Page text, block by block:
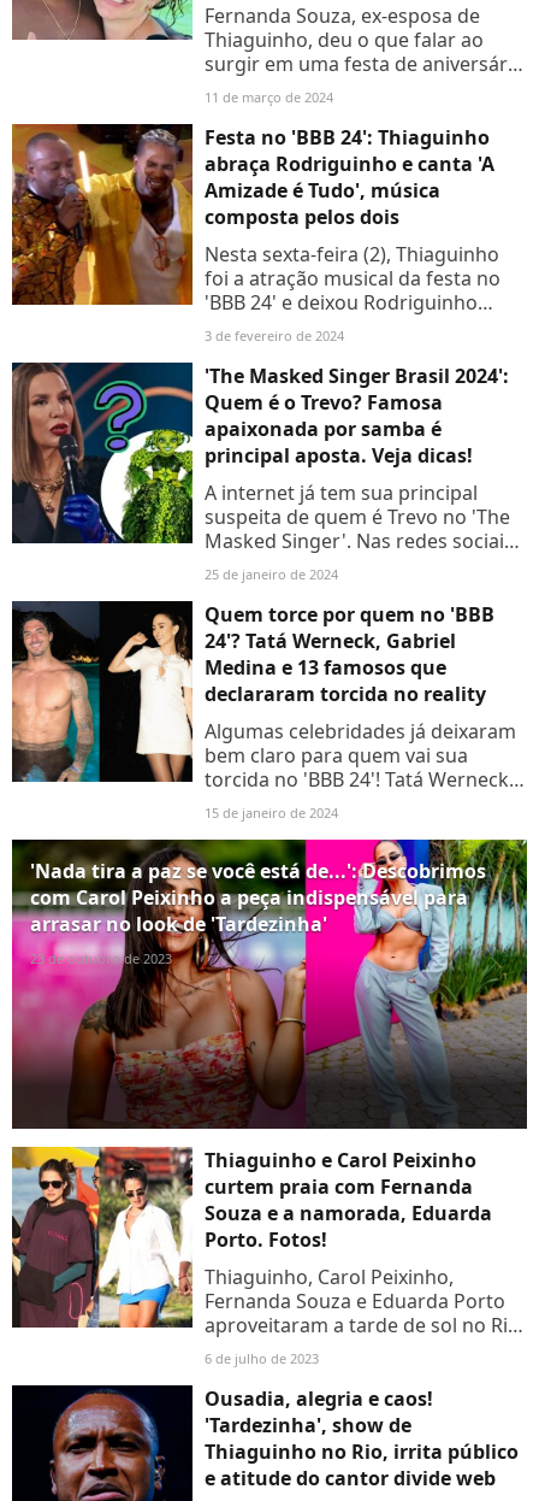
Fernanda Souza, ex-esposa de
Thiaguinho, deu o que falar ao
surgir em uma festa de aniversário
do cantor que também contou
com Rodriguinhoe Nego Di. Leia a
opinião de internautas!
11 de março de 2024
Festa no 'BBB 24': Thiaguinho
abraça Rodriguinho e canta 'A
Amizade é Tudo', música
composta pelos dois
Nesta sexta-feira (2), Thiaguinho
foi a atração musical da festa no
'BBB 24' e deixou Rodriguinho
empolgadíssimo! O brother foi
ajudado pelos participantes e deu
um abraço caloroso...
3 de fevereiro de 2024
'The Masked Singer Brasil 2024':
Quem é o Trevo? Famosa
apaixonada por samba é
principal aposta. Veja dicas!
A internet já tem sua principal
suspeita de quem é Trevo no 'The
Masked Singer'. Nas redes sociais,
o nome de uma famosa
apaixonada por samba é a maior
aposta.
25 de janeiro de 2024
Quem torce por quem no 'BBB
24'? Tatá Werneck, Gabriel
Medina e 13 famosos que
declararam torcida no reality
Algumas celebridades já deixaram
bem claro para quem vai sua
torcida no 'BBB 24'! Tatá Werneck,
Gabriel Medina, Deborah Secco,
Neymar e outros famosos já
revelaram para quem estão...
15 de janeiro de 2024
'Nada tira a paz se você está de...': Descobrimos
com Carol Peixinho a peça indispensável para
arrasar no look de 'Tardezinha'
23 de outubro de 2023
Thiaguinho e Carol Peixinho
curtem praia com Fernanda
Souza e a namorada, Eduarda
Porto. Fotos!
Thiaguinho, Carol Peixinho,
Fernanda Souza e Eduarda Porto
aproveitaram a tarde de sol no Rio
de Janeiro para curtir uma praia.
Veja as fotos!
6 de julho de 2023
Ousadia, alegria e caos!
'Tardezinha', show de
Thiaguinho no Rio, irrita público
e atitude do cantor divide web